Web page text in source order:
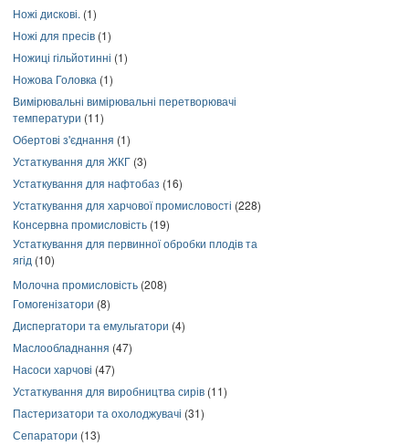
Ножі дискові. (1)
Ножі для пресів (1)
Ножиці гільйотинні (1)
Ножова Головка (1)
Вимірювальні вимірювальні перетворювачі
температури (11)
Обертові з'єднання (1)
Устаткування для ЖКГ (3)
Устаткування для нафтобаз (16)
Устаткування для харчової промисловості (228)
Консервна промисловість (19)
Устаткування для первинної обробки плодів та
ягід (10)
Молочна промисловість (208)
Гомогенізатори (8)
Диспергатори та емульгатори (4)
Маслообладнання (47)
Насоси харчові (47)
Устаткування для виробництва сирів (11)
Пастеризатори та охолоджувачі (31)
Сепаратори (13)